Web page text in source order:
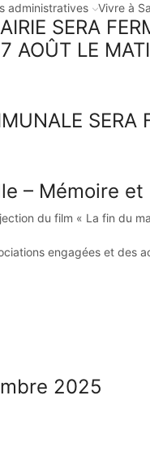
administratives Vivre à
SERA
AOÛT LE
– Mémoire et
du film « La fin du
engagées et des
2025